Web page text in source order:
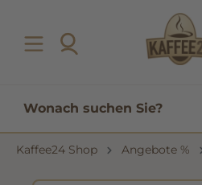
Kaffee24 Shop Angebote %